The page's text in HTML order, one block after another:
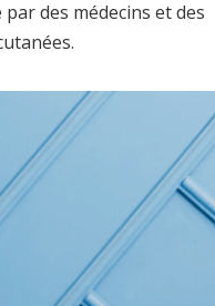
des médecins et des